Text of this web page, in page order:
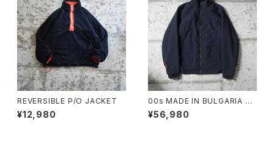
REVERSIBLE P/O JACKET
¥12,980
00s MADE IN BULGARIA PR
ADA GORE-TEX JACKET
¥56,980